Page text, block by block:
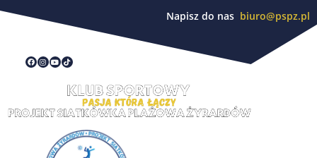
Napisz do nas biuro@pspz.pl